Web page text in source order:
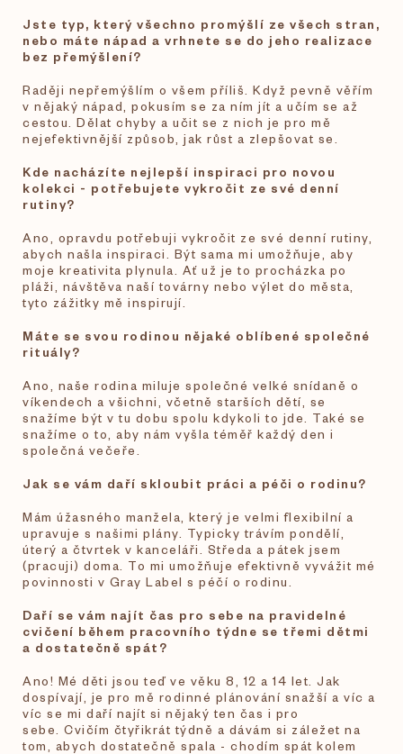
Jste typ, který všechno promýšlí ze všech stran,
nebo máte nápad a vrhnete se do jeho realizace
bez přemýšlení?
Raději nepřemýšlím o všem příliš. Když pevně věřím
v nějaký nápad, pokusím se za ním jít a učím se až
cestou. Dělat chyby a učit se z nich je pro mě
nejefektivnější způsob, jak růst a zlepšovat se.
Kde nacházíte nejlepší inspiraci pro novou
kolekci - potřebujete vykročit ze své denní
rutiny?
Ano, opravdu potřebuji vykročit ze své denní rutiny,
abych našla inspiraci. Být sama mi umožňuje, aby
moje kreativita plynula. Ať už je to procházka po
pláži, návštěva naší továrny nebo výlet do města,
tyto zážitky mě inspirují.
Máte se svou rodinou nějaké oblíbené společné
rituály?
Ano, naše rodina miluje společné velké snídaně o
víkendech a všichni, včetně starších dětí, se
snažíme být v tu dobu spolu kdykoli to jde. Také se
snažíme o to, aby nám vyšla téměř každý den i
společná večeře.
Jak se vám daří skloubit práci a péči o rodinu?
Mám úžasného manžela, který je velmi flexibilní a
upravuje s našimi plány. Typicky trávím pondělí,
úterý a čtvrtek v kanceláři. Středa a pátek jsem
(pracuji) doma. To mi umožňuje efektivně vyvážit mé
povinnosti v Gray Label s péčí o rodinu.
Daří se vám najít čas pro sebe na pravidelné
cvičení během pracovního týdne se třemi dětmi
a dostatečně spát?
Ano! Mé děti jsou teď ve věku 8, 12 a 14 let. Jak
dospívají, je pro mě rodinné plánování snažší a víc a
víc se mi daří najít si nějaký ten čas i pro
sebe. Cvičím čtyřikrát týdně a dávám si záležet na
tom, abych dostatečně spala - chodím spát kolem